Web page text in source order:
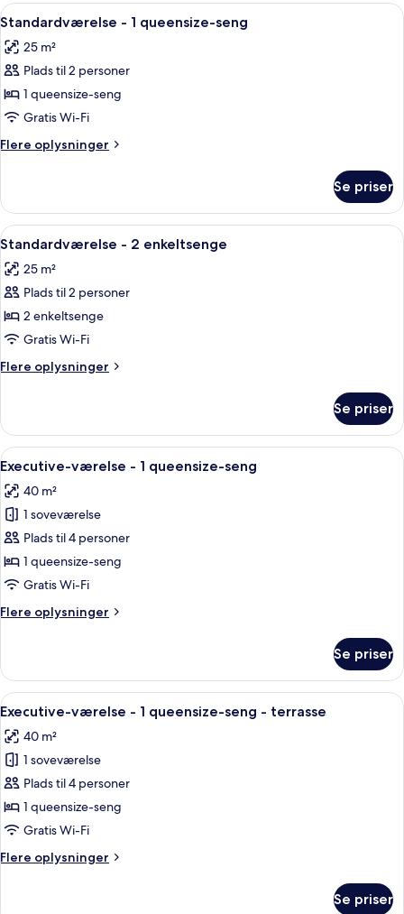
1
seng
Indlæs
alle
billeder
af
Standardværelse
-
1
queensize-
Allergivenligt sengetøj, dundyner,
16
Standardværelse - 1 queensize-seng
25 m²
Plads til 2 personer
1 queensize-seng
Gratis Wi-Fi
Flere oplysninger
Flere
-
queensize-
Se priser
Indlæs
alle
billeder
af
Standardværelse
-
2
enkeltsenge
Et hotelværelse med seng,
12
Standardværelse - 2 enkeltsenge
25 m²
Plads til 2 personer
2 enkeltsenge
Gratis Wi-Fi
Flere oplysninger
Flere
-
enkeltsenge
Se priser
Indlæs
alle
billeder
af
Executive-
værelse
-
queensize-
Et hotelværelse med seng,
20
Executive-værelse - 1 queensize-seng
40 m²
1 soveværelse
Plads til 4 personer
1 queensize-seng
Gratis Wi-Fi
Flere oplysninger
Flere
værelse
1
seng
Se priser
Indlæs
alle
billeder
af
Executive-
værelse
-
queensize-
Et hotelværelse med en seng, en
14
Executive-værelse - 1 queensize-seng - terrasse
40 m²
1 soveværelse
Plads til 4 personer
1 queensize-seng
Gratis Wi-Fi
Flere oplysninger
Flere
Se priser